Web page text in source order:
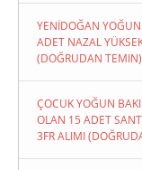
YENİDOĞAN
ADET NAZAL
(DOĞRUDAN TEMIN)
ÇOCUK YOĞUN
OLAN 15 ADET
3FR ALIMI